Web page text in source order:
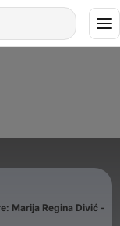
Marija Regina Divić -